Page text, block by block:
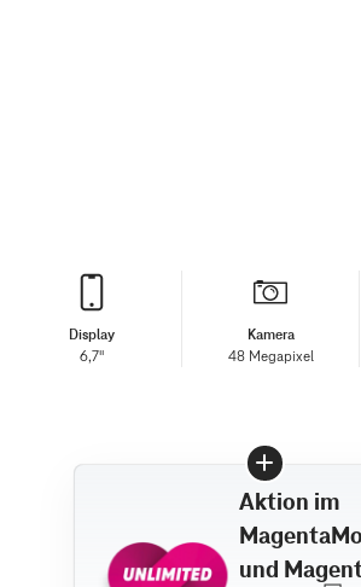
Display
6,7"
Kamera
48 Megapixel
Aktion im
und